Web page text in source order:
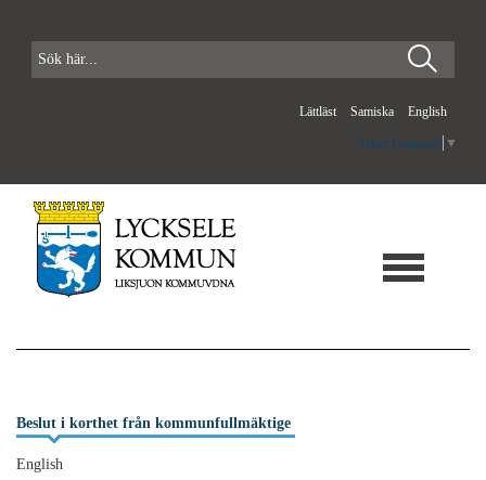
Lättläst Samiska English
Select Language ▼
Beslut i korthet från kommunfullmäktige
English